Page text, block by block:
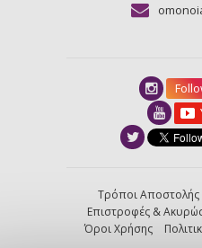
Τρόποι Αποστολής
Επιστροφές &
Όροι Χρήσης